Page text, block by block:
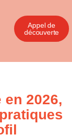
Appel de
découverte
2026,